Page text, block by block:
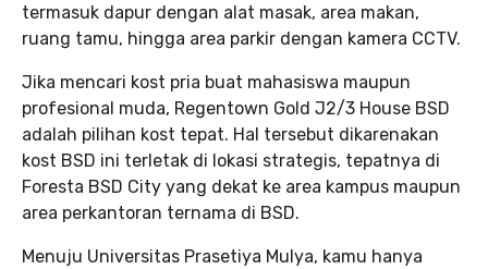
termasuk dapur dengan alat masak, area makan,
ruang tamu, hingga area parkir dengan kamera CCTV.
Jika mencari kost pria buat mahasiswa maupun
profesional muda, Regentown Gold J2/3 House BSD
adalah pilihan kost tepat. Hal tersebut dikarenakan
kost BSD ini terletak di lokasi strategis, tepatnya di
Foresta BSD City yang dekat ke area kampus maupun
area perkantoran ternama di BSD.
Menuju Universitas Prasetiya Mulya, kamu hanya